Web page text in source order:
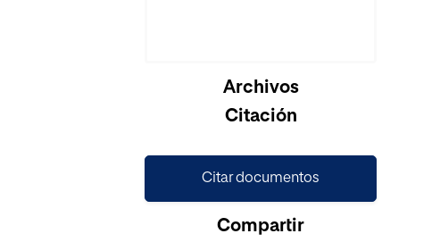
Archivos
Citación
Citar documentos
Compartir